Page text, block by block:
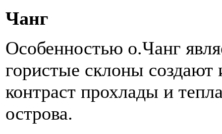
Чанг
Особенностью о.Чанг
гористые склоны
контраст прохлады и
острова.